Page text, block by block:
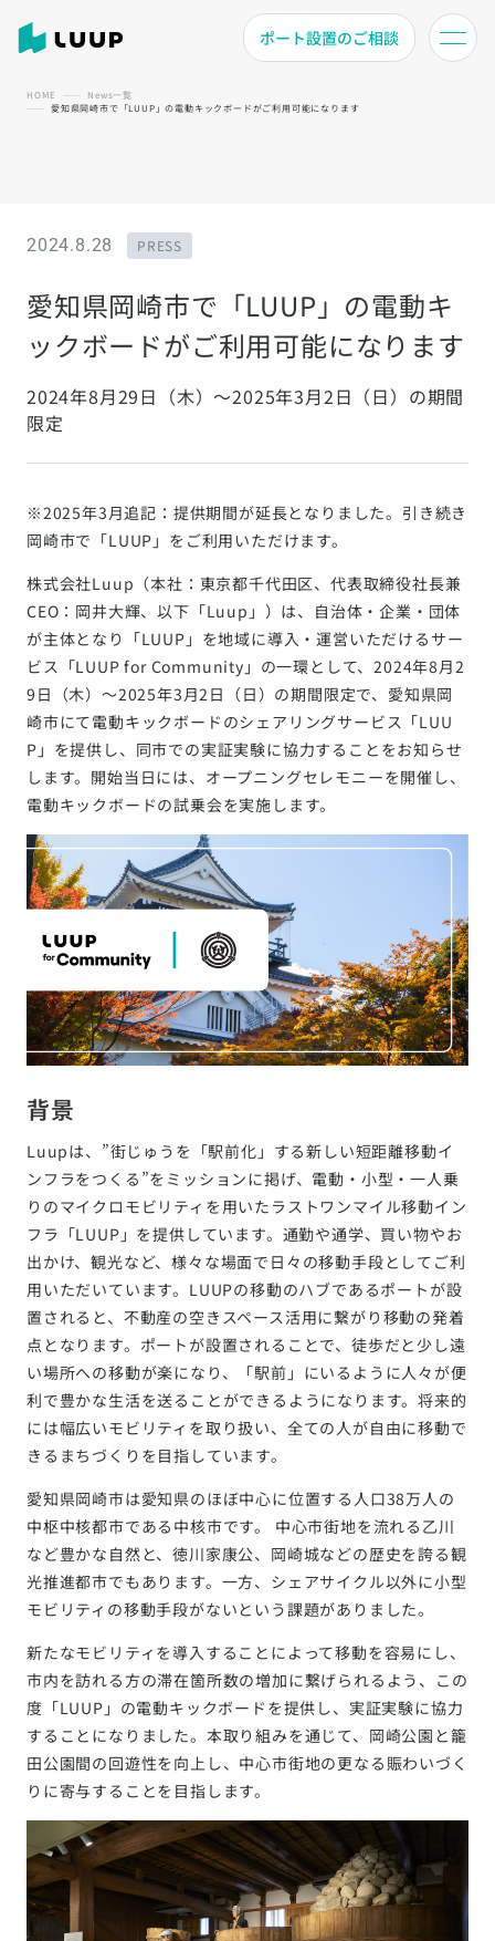
ポート設置のご相談
HOME
News一覧
愛知県岡崎市で「LUUP」の電動キックボードがご利用可能になります
2024.8.28 PRESS
愛知県岡崎市で「LUUP」の電動キ
ックボードがご利用可能になります
2024年8月29日（木）～2025年3月2日（日）の期間
限定
※2025年3月追記：提供期間が延長となりました。引き続き
岡崎市で「LUUP」をご利用いただけます。
株式会社Luup（本社：東京都千代田区、代表取締役社長兼
CEO：岡井大輝、以下「Luup」）は、自治体・企業・団体
が主体となり「LUUP」を地域に導入・運営いただけるサー
ビス「LUUP for Community」の一環として、2024年8月2
9日（木）～2025年3月2日（日）の期間限定で、愛知県岡
崎市にて電動キックボードのシェアリングサービス「LUU
P」を提供し、同市での実証実験に協力することをお知らせ
します。開始当日には、オープニングセレモニーを開催し、
電動キックボードの試乗会を実施します。
背景
Luupは、”街じゅうを「駅前化」する新しい短距離移動イ
ンフラをつくる”をミッションに掲げ、電動・小型・一人乗
りのマイクロモビリティを用いたラストワンマイル移動イン
フラ「LUUP」を提供しています。通勤や通学、買い物やお
出かけ、観光など、様々な場面で日々の移動手段としてご利
用いただいています。LUUPの移動のハブであるポートが設
置されると、不動産の空きスペース活用に繋がり移動の発着
点となります。ポートが設置されることで、徒歩だと少し遠
い場所への移動が楽になり、「駅前」にいるように人々が便
利で豊かな生活を送ることができるようになります。将来的
には幅広いモビリティを取り扱い、全ての人が自由に移動で
きるまちづくりを目指しています。
愛知県岡崎市は愛知県のほぼ中心に位置する人口38万人の
中枢中核都市である中核市です。 中心市街地を流れる乙川
など豊かな自然と、徳川家康公、岡崎城などの歴史を誇る観
光推進都市でもあります。一方、シェアサイクル以外に小型
モビリティの移動手段がないという課題がありました。
新たなモビリティを導入することによって移動を容易にし、
市内を訪れる方の滞在箇所数の増加に繋げられるよう、この
度「LUUP」の電動キックボードを提供し、実証実験に協力
することになりました。本取り組みを通じて、岡崎公園と籠
田公園間の回遊性を向上し、中心市街地の更なる賑わいづく
りに寄与することを目指します。